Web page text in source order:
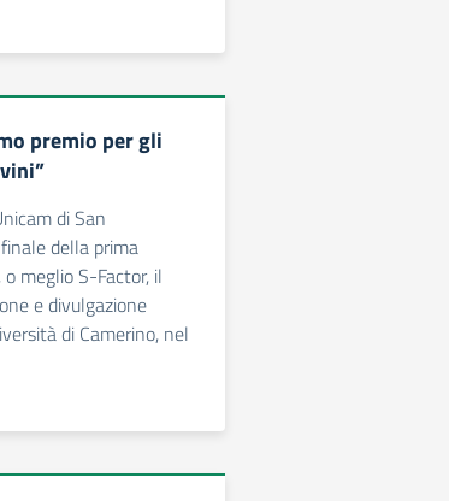
premio per gli
di San
della prima
o meglio S-Factor, il
e divulgazione
di Camerino, nel